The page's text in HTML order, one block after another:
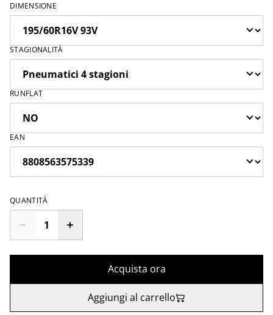
DIMENSIONE
STAGIONALITÀ
RUNFLAT
EAN
QUANTITÀ
Acquista ora
Aggiungi al carrello